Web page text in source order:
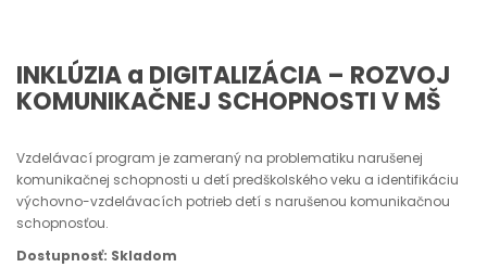
INKLÚZIA a DIGITALIZÁCIA – ROZVOJ
KOMUNIKAČNEJ SCHOPNOSTI V MŠ
Vzdelávací program je zameraný na problematiku narušenej
komunikačnej schopnosti u detí predškolského veku a identifikáciu
výchovno-vzdelávacích potrieb detí s narušenou komunikačnou
schopnosťou.
Dostupnosť: Skladom